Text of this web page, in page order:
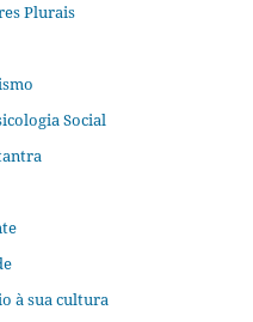
Plurais
Social
à sua cultura